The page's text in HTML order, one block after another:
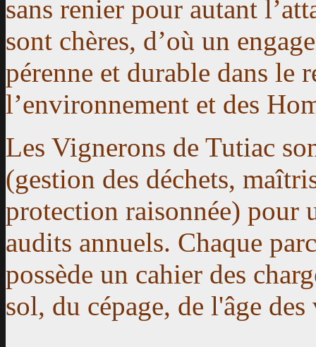
sans renier pour autant
sont chères, d’où un
pérenne et durable dans le
l’environnement et des
Les Vignerons de Tutiac
(gestion des déchets,
protection raisonnée) pour
audits annuels. Chaque
possède un cahier des
sol, du cépage, de l'âge